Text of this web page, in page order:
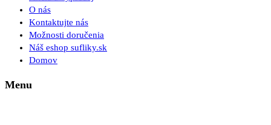
O nás
Kontaktujte nás
Možnosti doručenia
Náš eshop sufliky.sk
Domov
Menu